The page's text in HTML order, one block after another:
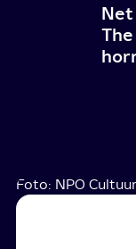
Foto: NPO Cultuur